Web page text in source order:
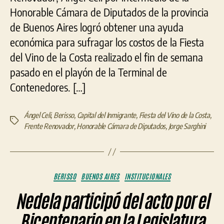
Honorable Cámara de Diputados de la provincia
de Buenos Aires logró obtener una ayuda
económica para sufragar los costos de la Fiesta
del Vino de la Costa realizado el fin de semana
pasado en el playón de la Terminal de
Contenedores. […]
Etiquetas
Ángel Celi, Berisso, Capital del Inmigrante, Fiesta del Vino de la Costa,
Frente Renovador,Honorable Cámara de Diputados, Jorge Sarghini
Categorías
BERISSO BUENOS AIRES INSTITUCIONALES
Nedela participó del acto por el